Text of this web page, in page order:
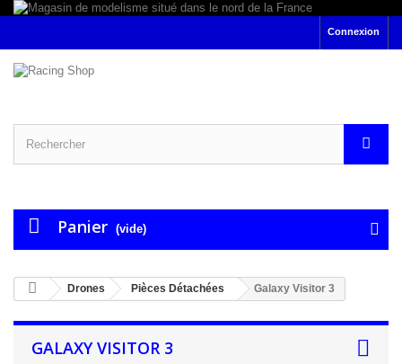
Connexion
Panier (vide)
Drones Pièces Détachées Galaxy Visitor 3
GALAXY VISITOR 3